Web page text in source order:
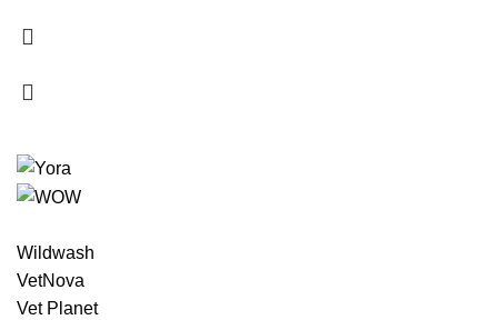
Wildwash
VetNova
Vet Planet